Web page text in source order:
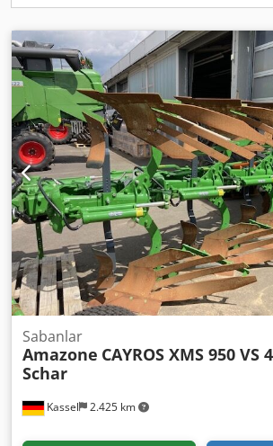
Kassel 2.425 km
Sabanlar
Amazone CAYROS XMS 950 VS
Schar